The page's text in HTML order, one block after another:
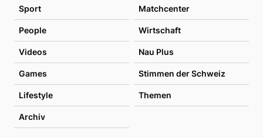
Sport Matchcenter
People Wirtschaft
Videos Nau Plus
Games Stimmen der Schweiz
Lifestyle Themen
Archiv